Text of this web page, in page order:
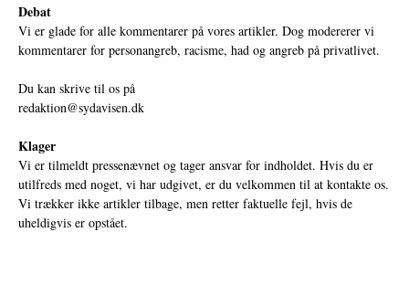
Debat
Vi er glade for alle kommentarer på vores artikler. Dog modererer vi
kommentarer for personangreb, racisme, had og angreb på privatlivet.
Du kan skrive til os på
redaktion@sydavisen.dk
Klager
Vi er tilmeldt pressenævnet og tager ansvar for indholdet. Hvis du er
utilfreds med noget, vi har udgivet, er du velkommen til at kontakte os.
Vi trækker ikke artikler tilbage, men retter faktuelle fejl, hvis de
uheldigvis er opstået.